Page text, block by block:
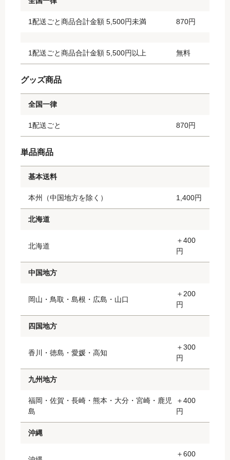
1配送ごと商品合計金額 5,500円未満 870円
1配送ごと商品合計金額 5,500円以上 無料
グッズ商品
全国一律
1配送ごと 870円
単品商品
基本送料
本州（中国地方を除く） 1,400円
北海道
北海道
＋400
円
中国地方
岡山・鳥取・島根・広島・山口
＋200
円
四国地方
香川・徳島・愛媛・高知
＋300
円
九州地方
福岡・佐賀・長崎・熊本・大分・宮崎・鹿児
島
＋400
円
沖縄
＋600